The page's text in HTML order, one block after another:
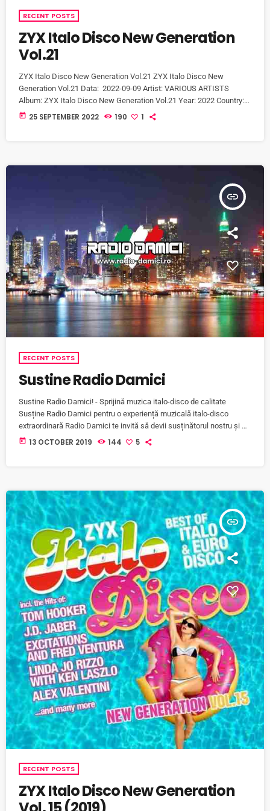
RECENT POSTS
ZYX Italo Disco New Generation
Vol.21
ZYX Italo Disco New Generation Vol.21 ZYX Italo Disco New
Generation Vol.21 Data: 2022-09-09 Artist: VARIOUS ARTISTS
Album: ZYX Italo Disco New Generation Vol.21 Year: 2022 Country:
Germany Style: Italo Disco, Electronic, Synthpop Label: ZYX Music
today 25 SEPTEMBER 2022 190 1
insert_link
RECENT POSTS
Sustine Radio Damici
Sustine Radio Damici! - Sprijină muzica italo-disco de calitate
Susține Radio Damici pentru o experiență muzicală italo-disco
extraordinară Radio Damici te invită să devii susținătorul nostru și să
ne ajuți să aducem muzica italo-disco în inimile ascultătorilor noștri,
today 13 OCTOBER 2019 144 5
insert_link
RECENT POSTS
ZYX Italo Disco New Generation